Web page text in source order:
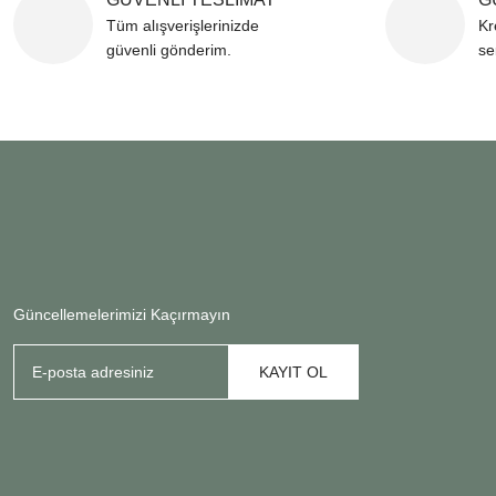
Tüm alışverişlerinizde
güvenli gönderim.
Güncellemelerimizi Kaçırmayın
KAYIT OL